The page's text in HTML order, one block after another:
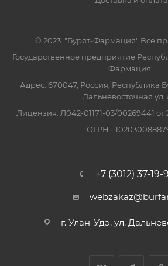
© 2023. "Бурят-Фармация" Все
Государственное предприятие
Фармация"
Адрес: 670047, Россия, Республика
Дальневосточная ул,
Лицензия: Л042-01171-03/00269441 от
ОГРН -
+7 (3012) 37-19-
г. Улан-Удэ, ул.